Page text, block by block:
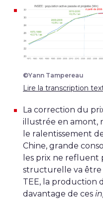
©Yann Tampereau
Lire la transcription
La correction du
illustrée en amont,
le ralentissement
Chine, grande
les prix ne refluent
structurelle va être
TEE, la production
davantage de ces